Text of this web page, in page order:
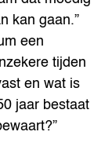
kan gaan.”
een
tijden
en wat is
jaar bestaat